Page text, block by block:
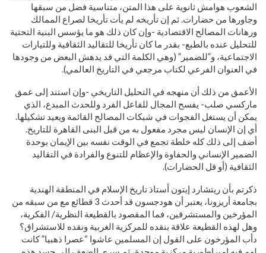
الشعوب هوامش ثانوية على هذا المتن، متناسية فضل من سبقها
وجاورها من حضارات. ثم إن تأريخه لم يأت تأريخا لصراع الممالك
ورهانات المصالح الاقتصادية -وإن كان ذلك هو ما يؤسس البنية التحتية
للتحليل عنده بالطبع- بقدر ما كان تأريخا للتقاليد الثقافية وللتيارات
الاجتماعية، و”للضمير” (وهي الكلمة التي قد يدهش البعض من وجودها
في العنوان الفرعي لكتاب مرجعي في التاريخ العالمي).
الأعمق من ذلك أن منهجه في التحليل التاريخي -وإن استند إلى عمق
ماركسي صلب- يفسح المجال للفاعل الفرد وللحدث المبدع، الذي
يمكن أن يستغل الفجوات في شبكات المصالح القائمة ويعيد تشكيلها.
أي إن الإنسان ليس مجرد مفعول به من قبل البنى القاهرة للتاريخ.
أضف إلى ذلك كله خلطة تجمع في الوقت نفسه بين الإيمان بوحدة
الضمير الإنساني والحفاوة والإعظام للتنوع والفرادة في التقاليد
الثقافية (أو قل الحضارات).
ذكرتم بأن ريتشارد إيتون أستاذ تاريخ الإسلام في المنطقة الهندية
بجامعة أريزونا، يعتبر أن هودجسون قد أحدث 3 قطائع مع من سبقه من
المؤرخين والمستشرقين، فما المقصود بالقطيعة النظرية/ الفكرية،
وهل لهذه القطيعة علاقة بنقده للمركزية الغربية ونقده للاستشراق؟
دأب المؤرخون على القول إن المسلمين عاشوا “عصرا ذهبيا” كانت